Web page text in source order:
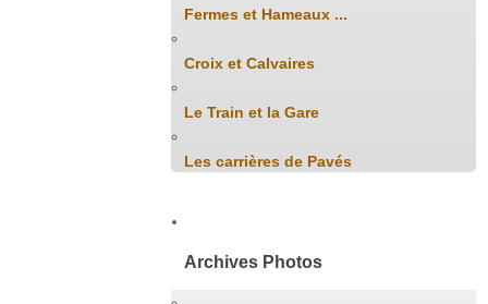
Fermes et Hameaux ...
Croix et Calvaires
Le Train et la Gare
Les carrières de Pavés
Archives Photos